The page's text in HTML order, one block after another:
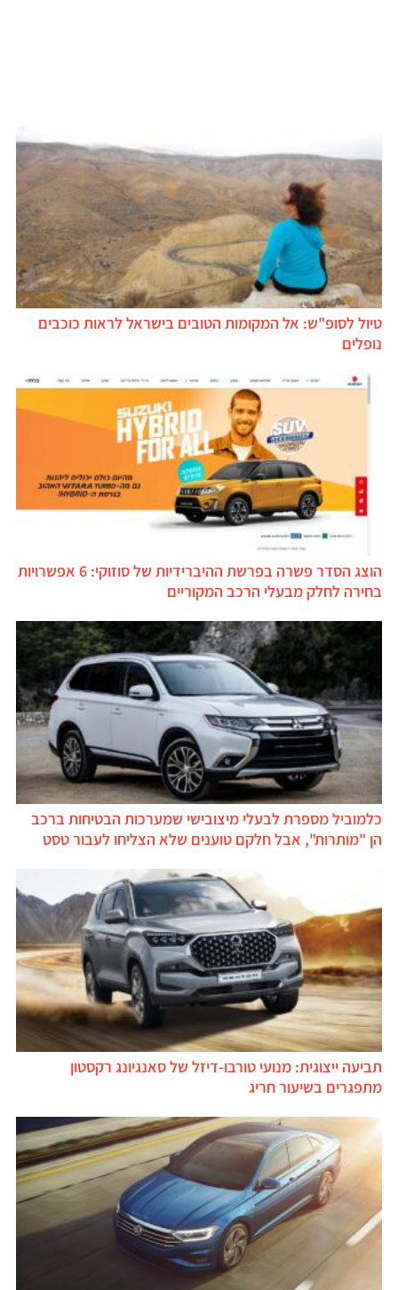
טיול לסופ"ש: אל המקומות הטובים בישראל לראות כוכבים
נופלים
הוצג הסדר פשרה בפרשת ההיברידיות של סוזוקי: 6 אפשרויות
בחירה לחלק מבעלי הרכב המקוריים
כלמוביל מספרת לבעלי מיצובישי שמערכות הבטיחות ברכב
הן "מותרות", אבל חלקם טוענים שלא הצליחו לעבור טסט
תביעה ייצוגית: מנועי טורבו-דיזל של סאנגיונג רקסטון
מתפגרים בשיעור חריג